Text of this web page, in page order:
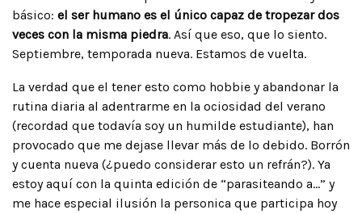
básico: el ser humano es el único capaz de tropezar dos
veces con la misma piedra. Así que eso, que lo siento.
Septiembre, temporada nueva. Estamos de vuelta.
La verdad que el tener esto como hobbie y abandonar la
rutina diaria al adentrarme en la ociosidad del verano
(recordad que todavía soy un humilde estudiante), han
provocado que me dejase llevar más de lo debido. Borrón
y cuenta nueva (¿puedo considerar esto un refrán?). Ya
estoy aquí con la quinta edición de “parasiteando a…” y
me hace especial ilusión la personica que participa hoy